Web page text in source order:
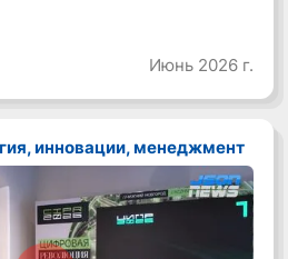
Июнь 2026 г.
инновации, менеджмент